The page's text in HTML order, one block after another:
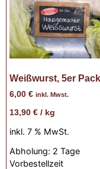
Weißwurst, 5er Pack
6,00 € inkl. Mwst.
13,90 € / kg
inkl. 7 % MwSt.
Abholung: 2 Tage
Vorbestellzeit